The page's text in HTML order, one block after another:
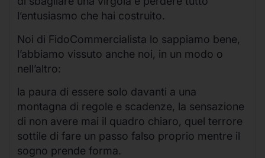
l’entusiasmo che hai costruito.
Noi di FidoCommercialista lo sappiamo bene,
l’abbiamo vissuto anche noi, in un modo o
nell’altro:
la paura di essere solo davanti a una
montagna di regole e scadenze, la sensazione
di non avere mai il quadro chiaro, quel terrore
sottile di fare un passo falso proprio mentre il
sogno prende forma.